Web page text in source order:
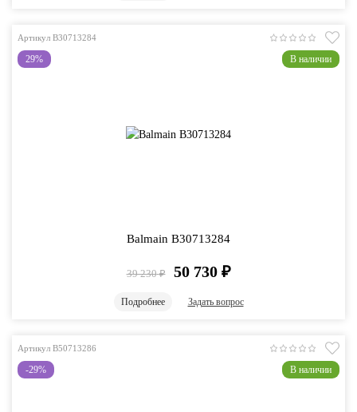
Артикул B30713284
29% В наличии
Balmain B30713284
39 230 ₽ 50 730 ₽
Подробнее Задать вопрос
Артикул B50713286
-29% В наличии